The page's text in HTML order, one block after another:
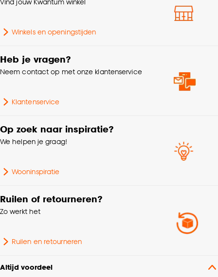
Goed om te weten is dat je deze keuze altijd nog
kan aanpassen, bekijk hiervoor onze
Vind jouw Kwantum winkel
Winkels en openingstijden
Heb je vragen?
Neem contact op met onze klantenservice
Klantenservice
Op zoek naar inspiratie?
We helpen je graag!
Wooninspiratie
Ruilen of retourneren?
Zo werkt het
Ruilen en retourneren
Altijd voordeel